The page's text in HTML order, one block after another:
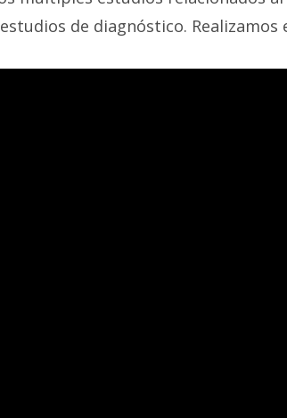
de diagnóstico.